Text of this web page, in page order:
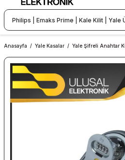
Anasayfa Yale Kasalar Yale Şifreli Anahtar
Aksesuarlar